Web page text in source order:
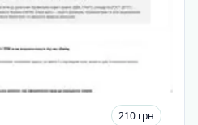
210 грн